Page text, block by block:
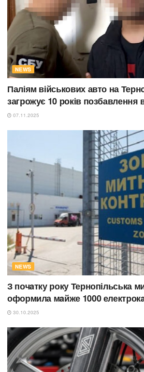
NEWS
Паліям військових авто на
загрожує 10 років позбавлення
07.11.2025
NEWS
З почaтку року Тернопільська
оформила мaйже 1000
30.10.2025